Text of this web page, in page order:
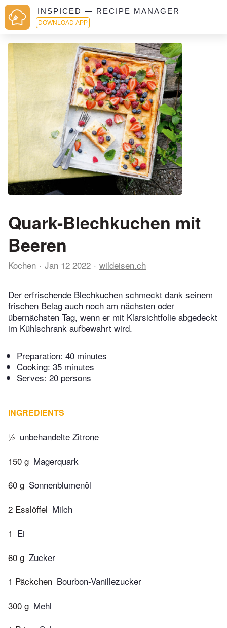
INSPICED — RECIPE MANAGER
DOWNLOAD APP
Quark-Blechkuchen mit
Beeren
Kochen Jan 12 2022 wildeisen.ch
Der erfrischende Blechkuchen schmeckt dank seinem
frischen Belag auch noch am nächsten oder
übernächsten Tag, wenn er mit Klarsichtfolie abgedeckt
im Kühlschrank aufbewahrt wird.
Preparation: 40 minutes
Cooking: 35 minutes
Serves: 20 persons
INGREDIENTS
½ unbehandelte Zitrone
150 g Magerquark
60 g Sonnenblumenöl
2 Esslöffel Milch
1 Ei
60 g Zucker
1 Päckchen Bourbon-Vanillezucker
300 g Mehl